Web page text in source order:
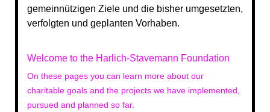
2015
2014
gemeinnützigen Ziele und die bisher umgesetzten,
verfolgten und geplanten Vorhaben.
Welcome to the Harlich-Stavemann Foundation
On these pages you can learn more about our
charitable goals and the projects we have implemented,
pursued and planned so far.